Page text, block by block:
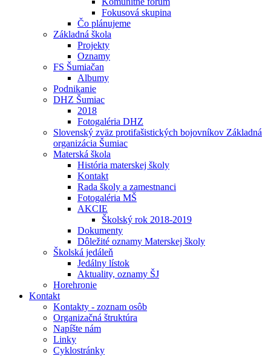
Fokusová skupina
Čo plánujeme
Základná škola
Projekty
Oznamy
FS Šumiačan
Albumy
Podnikanie
DHZ Šumiac
2018
Fotogaléria DHZ
Slovenský zväz protifašistických bojovníkov Základná
organizácia Šumiac
Materská škola
História materskej školy
Kontakt
Rada školy a zamestnanci
Fotogaléria MŠ
AKCIE
Školský rok 2018-2019
Dokumenty
Dôležité oznamy Materskej školy
Školská jedáleň
Jedálny lístok
Aktuality, oznamy ŠJ
Horehronie
Kontakt
Kontakty - zoznam osôb
Organizačná štruktúra
Napíšte nám
Linky
Cyklostránky